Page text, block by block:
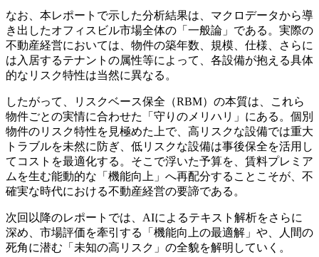
なお、本レポートで示した分析結果は、マクロデータから導
き出したオフィスビル市場全体の「一般論」である。実際の
不動産経営においては、物件の築年数、規模、仕様、さらに
は入居するテナントの属性等によって、各設備が抱える具体
的なリスク特性は当然に異なる。
したがって、リスクベース保全（RBM）の本質は、これら
物件ごとの実情に合わせた「守りのメリハリ」にある。個別
物件のリスク特性を見極めた上で、高リスクな設備では重大
トラブルを未然に防ぎ、低リスクな設備は事後保全を活用し
てコストを最適化する。そこで浮いた予算を、賃料プレミア
ムを生む能動的な「機能向上」へ再配分することこそが、不
確実な時代における不動産経営の要諦である。
次回以降のレポートでは、AIによるテキスト解析をさらに
深め、市場評価を牽引する「機能向上の最適解」や、人間の
死角に潜む「未知の高リスク」の全貌を解明していく。